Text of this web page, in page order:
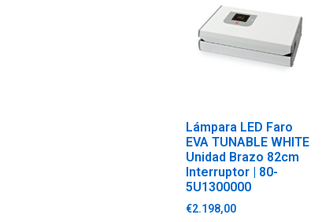
Lámpara LED Faro
EVA TUNABLE WHITE
Unidad Brazo 82cm
Interruptor | 80-
5U1300000
€2.198,00